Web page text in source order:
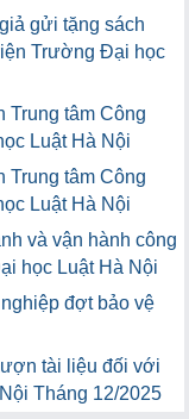
gửi tặng sách
Trường Đại học
Trung tâm Công
Luật Hà Nội
Trung tâm Công
Luật Hà Nội
và vận hành công
học Luật Hà Nội
đợt bảo vệ
tài liệu đối với
Tháng 12/2025